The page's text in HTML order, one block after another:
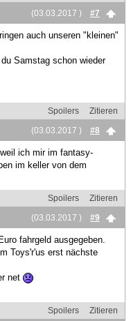
(03.03.2017 )
#7
auch unseren "kleinen"
Samstag schon wieder
Spoilers
Zitieren
(03.03.2017 )
#8
ich mir im fantasy-
im keller von dem
Spoilers
Zitieren
(03.03.2017 )
#9
fahrgeld ausgegeben.
Toys'r'us erst nächste
net
Spoilers
Zitieren